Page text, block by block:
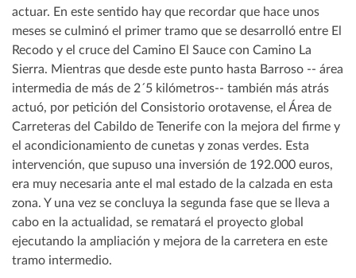
actuar. En este sentido hay que recordar que hace unos
meses se culminó el primer tramo que se desarrolló entre El
Recodo y el cruce del Camino El Sauce con Camino La
Sierra. Mientras que desde este punto hasta Barroso -- área
intermedia de más de 2´5 kilómetros-- también más atrás
actuó, por petición del Consistorio orotavense, el Área de
Carreteras del Cabildo de Tenerife con la mejora del firme y
el acondicionamiento de cunetas y zonas verdes. Esta
intervención, que supuso una inversión de 192.000 euros,
era muy necesaria ante el mal estado de la calzada en esta
zona. Y una vez se concluya la segunda fase que se lleva a
cabo en la actualidad, se rematará el proyecto global
ejecutando la ampliación y mejora de la carretera en este
tramo intermedio.